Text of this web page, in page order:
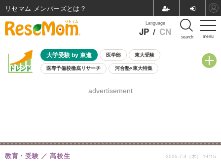
menu
Language
JP / CN search
大学受験 by 東進 医学部 東大受験
医専予備校徹底リサーチ 河合塾×東大特集
8月開催学校説明会・相談会
advertisement
教育・受験 高校生 2025.7.3（木） 14:15
リセマム メンバーズ